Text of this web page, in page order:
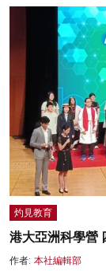
灼見教育
港大亞洲科學營
作者: 本社編輯部